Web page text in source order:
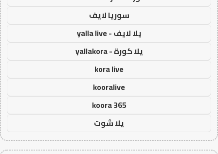
سوريا لايف
يلا لايف - yalla live
يلا كورة - yallakora
kora live
kooralive
koora 365
يلا شوت